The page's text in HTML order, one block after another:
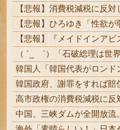
中国、三峡ダムが全開放